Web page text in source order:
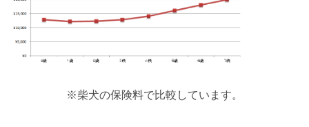
※柴犬の保険料で比較しています。